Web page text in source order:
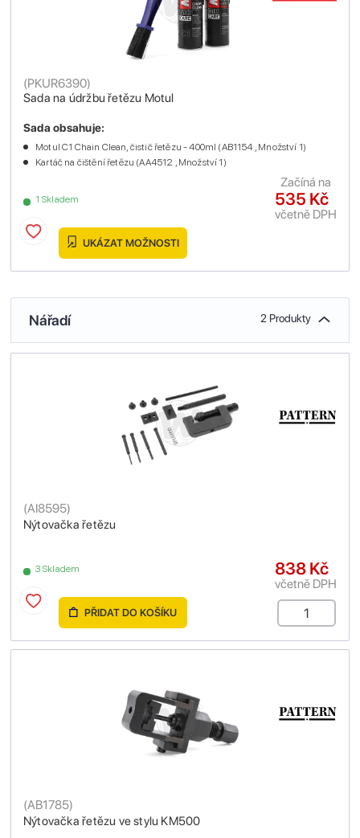
Sada na údržbu řetězu Motul
(PKUR6390)
1 Skladem
Sada obsahuje:
Motul C1 Chain Clean, čistič řetězu - 400ml (AB1154 , Množství 1)
Kartáč na čištění řetězu (AA4512 , Množství 1)
535 Kč
včetně DPH
Začíná na
UKÁZAT MOŽNOSTI
Nářadí 2 Produkty
Nýtovačka řetězu
(AI8595)
3 Skladem 838 Kč
včetně DPH
PŘIDAT DO KOŠÍKU
Nýtovačka řetězu ve stylu KM500
(AB1785)